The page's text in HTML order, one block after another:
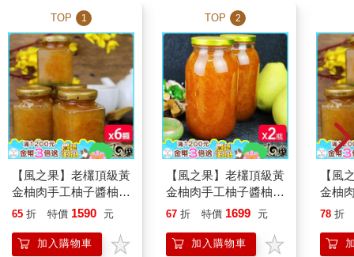
TOP 1
【風之果】老欉頂級黃
金柚肉手工柚子醬柚子
茶小方瓶x6瓶
65 折 特價 1590 元
加入購物車
TOP 2
【風之果】老欉頂級黃
金柚肉手工柚子醬柚子
茶x2瓶
67 折 特價 1699 元
加入購物車
【風
金柚
茶小
78 折